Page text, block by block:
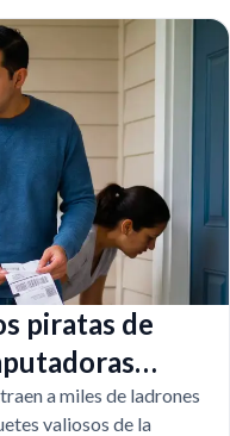
piratas de
a miles de ladrones
valiosos de la